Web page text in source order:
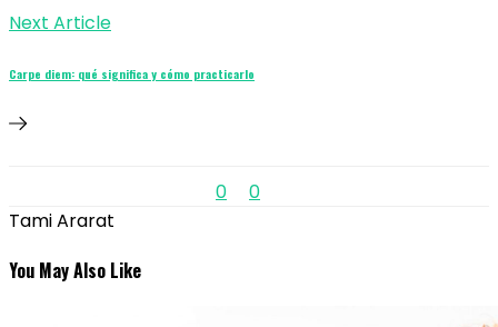
Next Article
Carpe diem: qué significa y cómo practicarlo
0
0
Tami Ararat
You May Also Like